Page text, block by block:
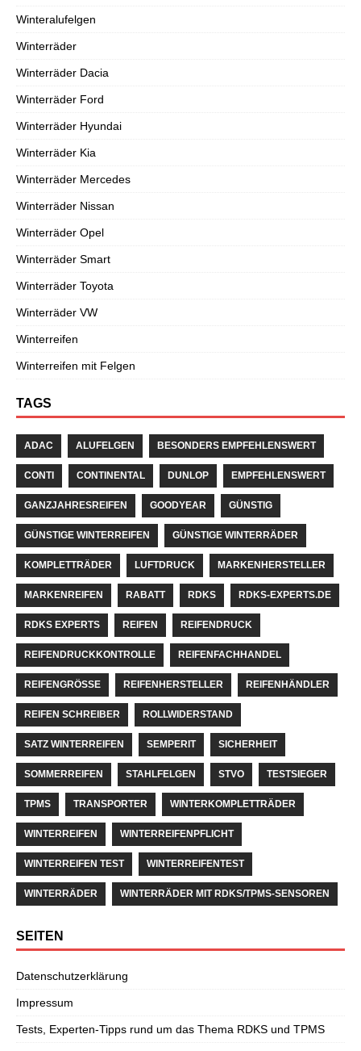
Winteralufelgen
Winterräder
Winterräder Dacia
Winterräder Ford
Winterräder Hyundai
Winterräder Kia
Winterräder Mercedes
Winterräder Nissan
Winterräder Opel
Winterräder Smart
Winterräder Toyota
Winterräder VW
Winterreifen
Winterreifen mit Felgen
TAGS
ADAC ALUFELGEN BESONDERS EMPFEHLENSWERT
CONTI CONTINENTAL DUNLOP EMPFEHLENSWERT
GANZJAHRESREIFEN GOODYEAR GÜNSTIG
GÜNSTIGE WINTERREIFEN GÜNSTIGE WINTERRÄDER
KOMPLETTRÄDER LUFTDRUCK MARKENHERSTELLER
MARKENREIFEN RABATT RDKS RDKS-EXPERTS.DE
RDKS EXPERTS REIFEN REIFENDRUCK
REIFENDRUCKKONTROLLE REIFENFACHHANDEL
REIFENGRÖSSE REIFENHERSTELLER REIFENHÄNDLER
REIFEN SCHREIBER ROLLWIDERSTAND
SATZ WINTERREIFEN SEMPERIT SICHERHEIT
SOMMERREIFEN STAHLFELGEN STVO TESTSIEGER
TPMS TRANSPORTER WINTERKOMPLETTRÄDER
WINTERREIFEN WINTERREIFENPFLICHT
WINTERREIFEN TEST WINTERREIFENTEST
WINTERRÄDER WINTERRÄDER MIT RDKS/TPMS-SENSOREN
SEITEN
Datenschutzerklärung
Impressum
Tests, Experten-Tipps rund um das Thema RDKS und TPMS